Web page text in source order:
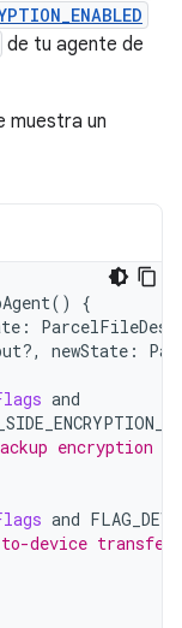
de tu agente de
muestra un
()
{
:
newState :
and
encryption
and
device transfer